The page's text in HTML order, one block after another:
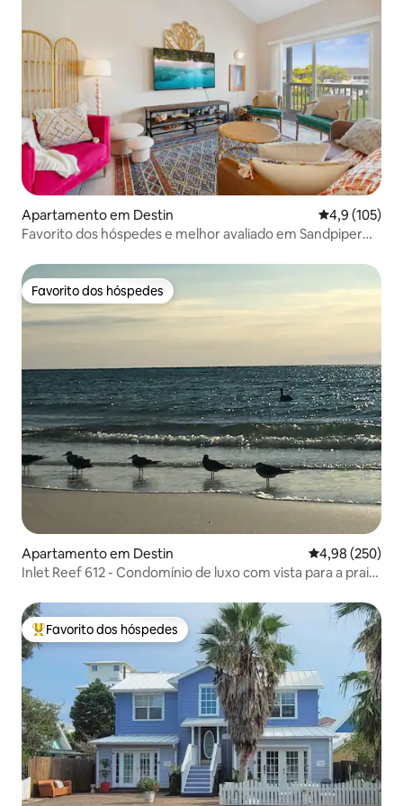
Apartamento em Destin Classificação
4,9 (105)
Favorito dos hóspedes e melhor avaliado em Sandpiper
Favorito dos hóspedes
Favorito dos hóspedes
Apartamento em Destin Classificação
4,98 (250)
Inlet Reef 612 - Condomínio de luxo com vista para a praia
Favoritos dos hóspedes mais apreciados
Favorito dos hóspedes